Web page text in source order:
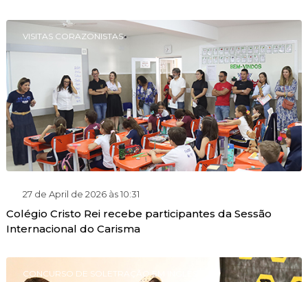
VISITAS CORAZONISTAS
27 de April de 2026 às 10:31
Colégio Cristo Rei recebe participantes da Sessão
Internacional do Carisma
CONCURSO DE SOLETRAÇÃO EM INGLÊS